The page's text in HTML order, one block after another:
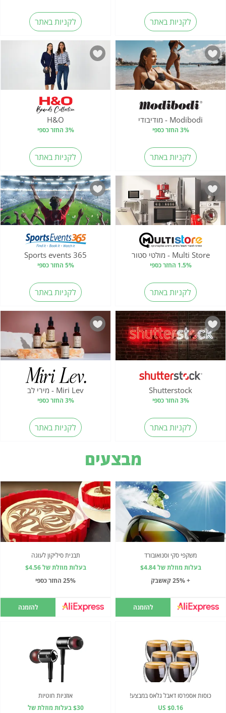
לקניות באתר לקניות באתר
Modibodi - מודיבודי
3% החזר כספי
לקניות באתר
H&O
3% החזר כספי
לקניות באתר
Multi Store - מולטי סטור
1.5% החזר כספי
לקניות באתר
Sports events 365
5% החזר כספי
לקניות באתר
Shutterstock
3% החזר כספי
לקניות באתר
Miri Lev - מירי לב
3% החזר כספי
לקניות באתר
מבצעים
משקפי סקי וסנואובורד
בעלות מוזלת של $4.84
+ 25% קאשבק
להזמנה
תבנית סיליקון לעוגה
בעלות מוזלת של $4.56
25% החזר כספי
להזמנה
כוסות אספרסו דאבל גלאס במבצע!
US $0.16
אוזניות חוטיות
$30 בעלות מוזלת של